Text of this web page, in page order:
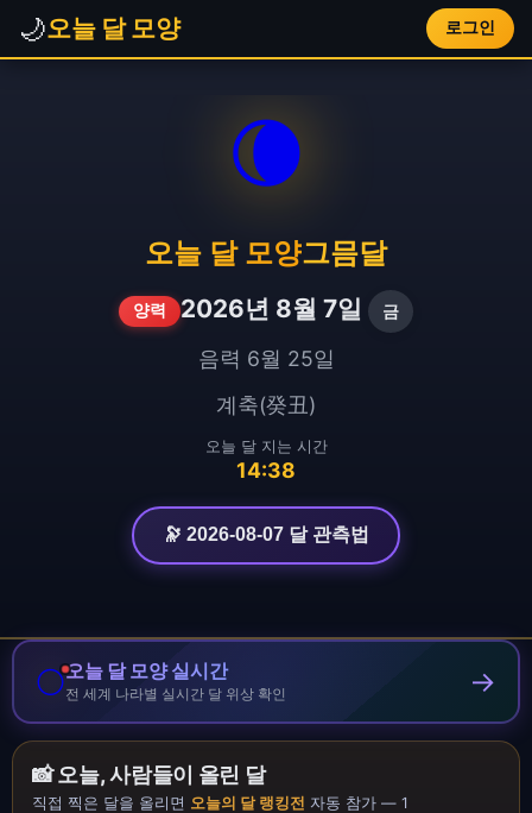
🌙오늘 달 모양 로그인
🌘
오늘 달 모양그믐달
양력 2026년 8월 7일 금
음력 6월 25일
계축(癸丑)
오늘 달 지는 시간
14:38
🔭 2026-08-07 달 관측법
🌕오늘 달 모양 실시간
전 세계 나라별 실시간 달 위상 확인 →
📸 오늘, 사람들이 올린 달
직접 찍은 달을 올리면 오늘의 달 랭킹전 자동 참가 — 1